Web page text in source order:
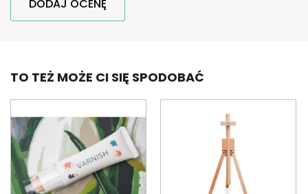
DODAJ OCENĘ
TO TEŻ MOŻE CI SIĘ SPODOBAĆ